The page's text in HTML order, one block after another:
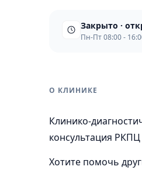
Закрыто ·
Пн-Пт 08:00 -
О КЛИНИКЕ
Клинико-
консультация РКПЦ
Хотите помочь